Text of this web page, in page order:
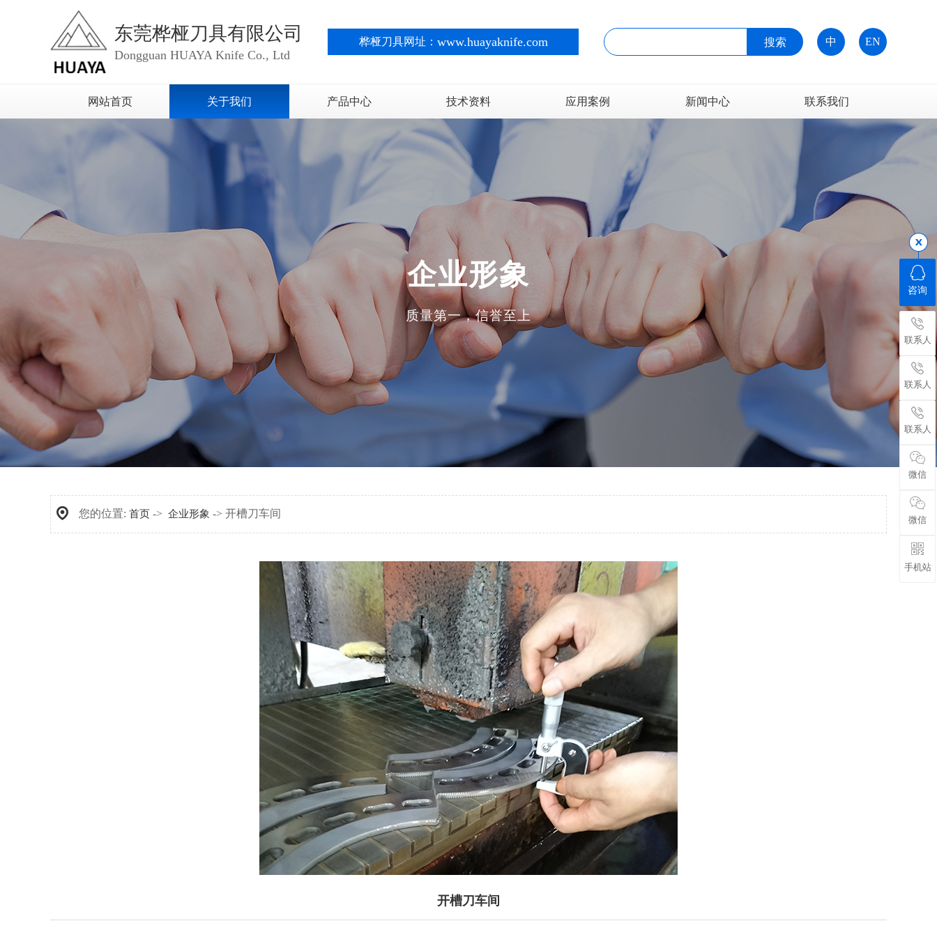
东莞桦桠刀具有限公司
Dongguan HUAYA Knife Co., Ltd
桦桠刀具网址： www.huayaknife.com 中 EN
网站首页 关于我们 产品中心
造纸行业
金属箔行业
不干胶热敏纸行业
中药行业
生活用纸行业
印刷行业
技术资料 应用案例 新闻中心
常见问题
联系我们
企业形象
质量第一，信誉至上
您的位置: 首页 -> 企业形象 -> 开槽刀车间
开槽刀车间
咨询
联系人
联系人
联系人
微信
微信
手机站